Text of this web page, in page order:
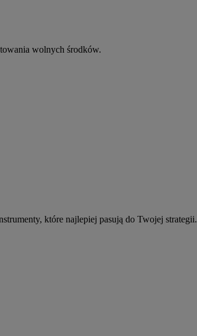
wolnych środków.
które najlepiej pasują do Twojej strategii.